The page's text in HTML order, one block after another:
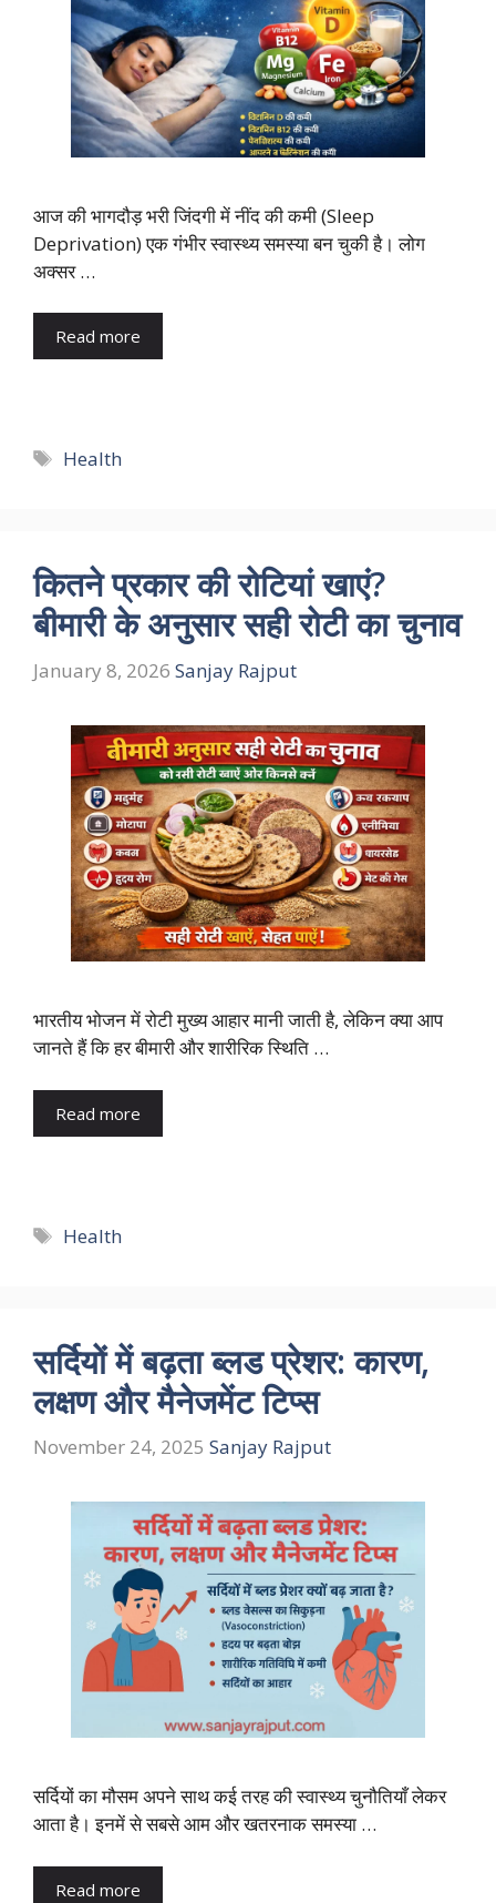
आज की भागदौड़ भरी जिंदगी में नींद की कमी (Sleep
Deprivation) एक गंभीर स्वास्थ्य समस्या बन चुकी है। लोग
अक्सर …
Read more
Tags
Health
कितने प्रकार की रोटियां खाएं?
बीमारी के अनुसार सही रोटी का चुनाव
January 8, 2026 Sanjay Rajput
भारतीय भोजन में रोटी मुख्य आहार मानी जाती है, लेकिन क्या आप
जानते हैं कि हर बीमारी और शारीरिक स्थिति …
Read more
Tags
Health
सर्दियों में बढ़ता ब्लड प्रेशर: कारण,
लक्षण और मैनेजमेंट टिप्स
November 24, 2025 Sanjay Rajput
सर्दियों का मौसम अपने साथ कई तरह की स्वास्थ्य चुनौतियाँ लेकर
आता है। इनमें से सबसे आम और खतरनाक समस्या …
Read more